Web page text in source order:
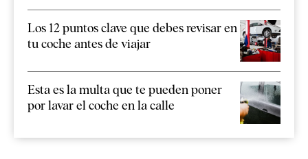
Los 12 puntos clave que debes revisar en
tu coche antes de viajar
Esta es la multa que te pueden poner
por lavar el coche en la calle